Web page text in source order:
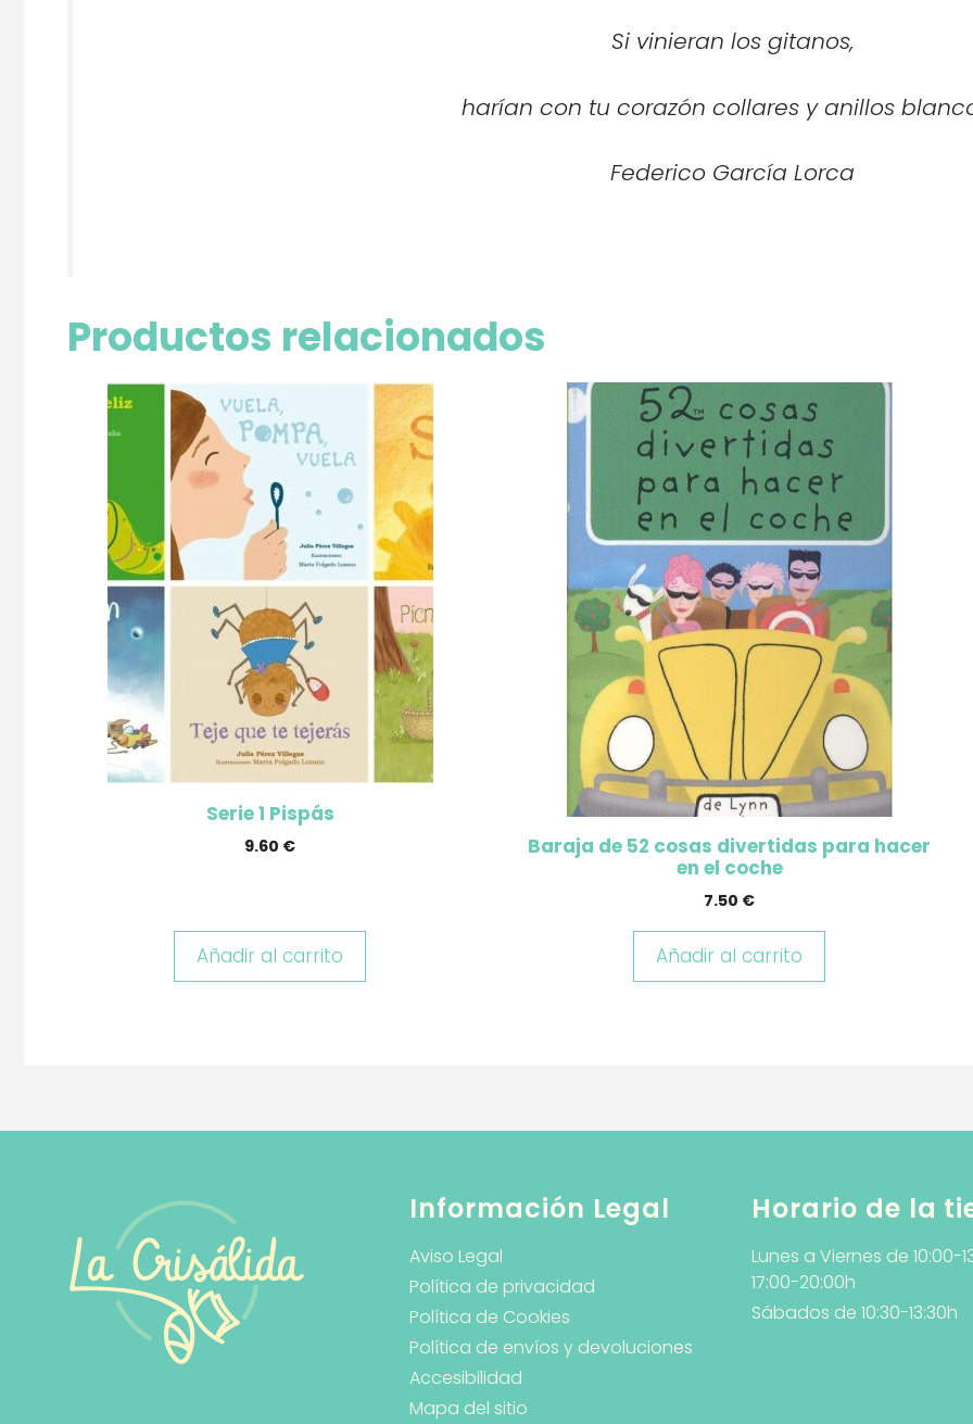
Si vinieran los gitanos,
harían con tu corazón collares y anillos
Federico García Lorca
Productos relacionados
Serie 1 Pispás
9.60 €
Añadir al carrito
Baraja de 52 cosas divertidas para hacer
en el coche
7.50 €
Añadir al carrito
Información Legal
Aviso Legal
Política de privacidad
Política de Cookies
Política de envíos y devoluciones
Accesibilidad
Mapa del sitio
Horario de la
Lunes a Viernes de 10:00-
17:00-20:00h
Sábados de 10:30-13:30h